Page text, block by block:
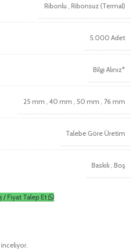
Ribonlu Ribonsuz (Termal)
5.000 Adet
Bilgi Alınız*
25 mm 40 mm 50 mm 76 mm
Talebe Göre Üretim
Baskılı Boş
/ Fiyat Talep Et
inceliyor.